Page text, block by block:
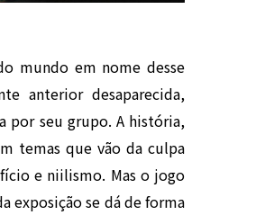
mundo em nome desse
anterior desaparecida,
por seu grupo. A história,
temas que vão da culpa
e niilismo. Mas o jogo
exposição se dá de forma